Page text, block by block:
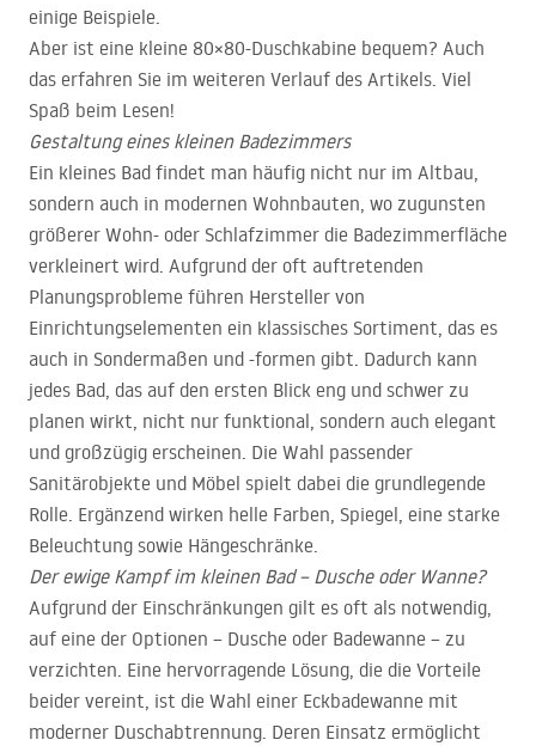
einige Beispiele.
Aber ist eine kleine 80×80-Duschkabine bequem? Auch
das erfahren Sie im weiteren Verlauf des Artikels. Viel
Spaß beim Lesen!
Gestaltung eines kleinen Badezimmers
Ein kleines Bad findet man häufig nicht nur im Altbau,
sondern auch in modernen Wohnbauten, wo zugunsten
größerer Wohn- oder Schlafzimmer die Badezimmerfläche
verkleinert wird. Aufgrund der oft auftretenden
Planungsprobleme führen Hersteller von
Einrichtungselementen ein klassisches Sortiment, das es
auch in Sondermaßen und -formen gibt. Dadurch kann
jedes Bad, das auf den ersten Blick eng und schwer zu
planen wirkt, nicht nur funktional, sondern auch elegant
und großzügig erscheinen. Die Wahl passender
Sanitärobjekte und Möbel spielt dabei die grundlegende
Rolle. Ergänzend wirken helle Farben, Spiegel, eine starke
Beleuchtung sowie Hängeschränke.
Der ewige Kampf im kleinen Bad – Dusche oder Wanne?
Aufgrund der Einschränkungen gilt es oft als notwendig,
auf eine der Optionen – Dusche oder Badewanne – zu
verzichten. Eine hervorragende Lösung, die die Vorteile
beider vereint, ist die Wahl einer Eckbadewanne mit
moderner Duschabtrennung. Deren Einsatz ermöglicht